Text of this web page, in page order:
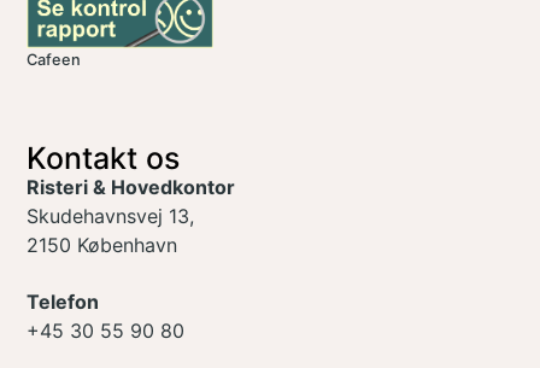
Cafeen
Kontakt os
Risteri & Hovedkontor
Skudehavnsvej 13,
2150 København
Telefon
+45 30 55 90 80